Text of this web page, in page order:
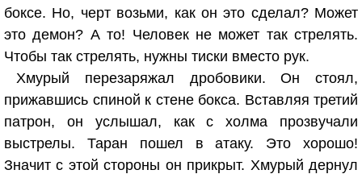
боксе. Но, черт возьми, как он это сделал? Может
это демон? А то! Человек не может так стрелять.
Чтобы так стрелять, нужны тиски вместо рук.
Хмурый перезаряжал дробовики. Он стоял,
прижавшись спиной к стене бокса. Вставляя третий
патрон, он услышал, как с холма прозвучали
выстрелы. Таран пошел в атаку. Это хорошо!
Значит с этой стороны он прикрыт. Хмурый дернул